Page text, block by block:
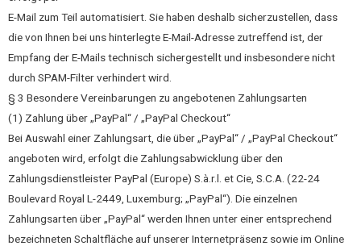
E-Mail zum Teil automatisiert. Sie haben deshalb sicherzustellen, dass
die von Ihnen bei uns hinterlegte E-Mail-Adresse zutreffend ist, der
Empfang der E-Mails technisch sichergestellt und insbesondere nicht
durch SPAM-Filter verhindert wird.
§ 3 Besondere Vereinbarungen zu angebotenen Zahlungsarten
(1) Zahlung über „PayPal“ / „PayPal Checkout“
Bei Auswahl einer Zahlungsart, die über „PayPal“ / „PayPal Checkout“
angeboten wird, erfolgt die Zahlungsabwicklung über den
Zahlungsdienstleister PayPal (Europe) S.à.r.l. et Cie, S.C.A. (22-24
Boulevard Royal L-2449, Luxemburg; „PayPal“). Die einzelnen
Zahlungsarten über „PayPal“ werden Ihnen unter einer entsprechend
bezeichneten Schaltfläche auf unserer Internetpräsenz sowie im Online